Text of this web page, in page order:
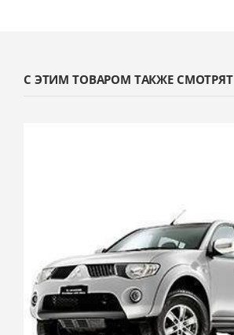
С ЭТИМ ТОВАРОМ ТАКЖЕ СМОТРЯТ